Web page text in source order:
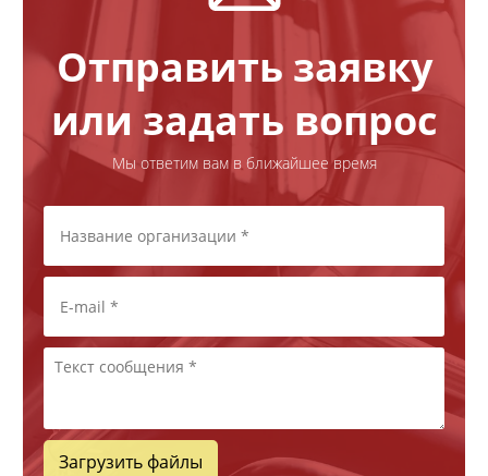
Отправить заявку
или задать вопрос
Мы ответим вам в ближайшее время
Загрузить файлы